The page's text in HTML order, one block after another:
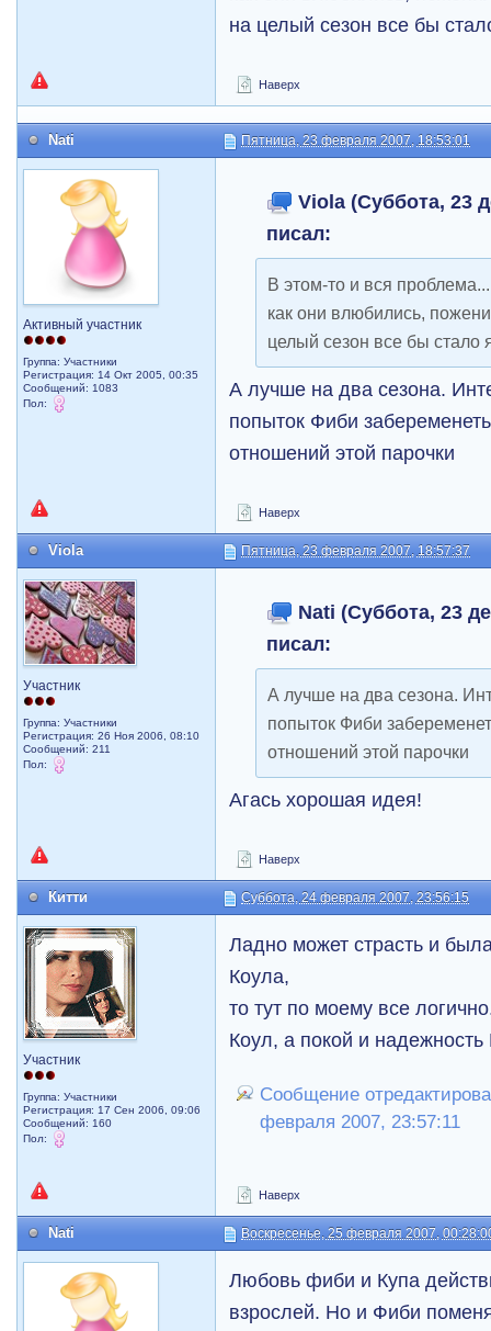
на целый сезон все бы
Наверх
Nati Пятница, 23 февраля 2007, 18:53:01
Активный участник
Группа: Участники
Регистрация: 14 Окт 2005, 00:35
Сообщений: 1083
Пол:
Violа (Суббота, 23
писал:
В этом-то и вся
как они влюбились,
целый сезон все бы стало
А лучше на два сезона.
попыток Фиби
отношений этой парочки
Наверх
Violа Пятница, 23 февраля 2007, 18:57:37
Участник
Группа: Участники
Регистрация: 26 Ноя 2006, 08:10
Сообщений: 211
Пол:
Nati (Суббота, 23
писал:
А лучше на два сезона.
попыток Фиби
отношений этой парочки
Агась хорошая идея!
Наверх
Китти Суббота, 24 февраля 2007, 23:56:15
Участник
Группа: Участники
Регистрация: 17 Сен 2006, 09:06
Сообщений: 160
Пол:
Ладно может страсть и
Коула,
то тут по моему все
Коул, а покой и надежность
Сообщение
февраля 2007, 23:57:11
Наверх
Nati Воскресенье, 25 февраля 2007,
Любовь фиби и Купа
взрослей. Но и Фиби